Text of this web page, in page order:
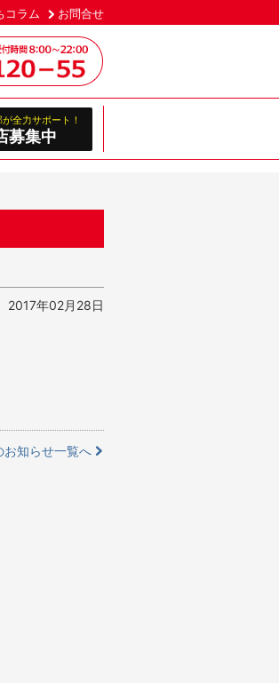
コラム お問合せ
全力サポート！
募集中
2017年02月28日
お知らせ一覧へ